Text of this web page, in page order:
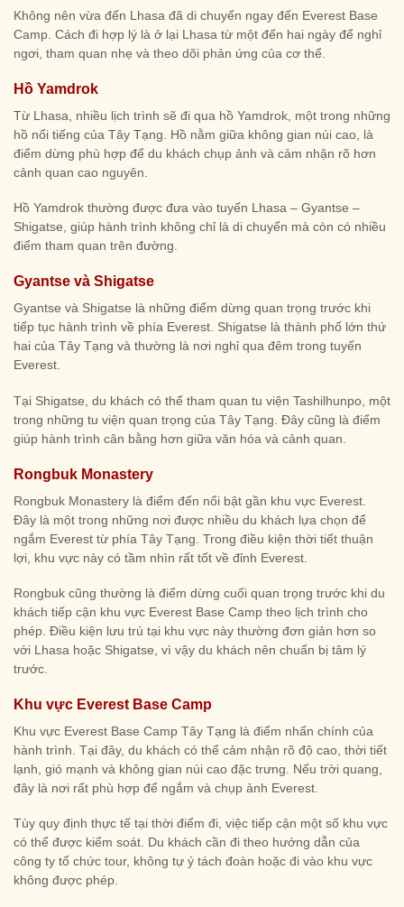
Không nên vừa đến Lhasa đã di chuyển ngay đến Everest Base
Camp. Cách đi hợp lý là ở lại Lhasa từ một đến hai ngày để nghỉ
ngơi, tham quan nhẹ và theo dõi phản ứng của cơ thể.
Hồ Yamdrok
Từ Lhasa, nhiều lịch trình sẽ đi qua hồ Yamdrok, một trong những
hồ nổi tiếng của Tây Tạng. Hồ nằm giữa không gian núi cao, là
điểm dừng phù hợp để du khách chụp ảnh và cảm nhận rõ hơn
cảnh quan cao nguyên.
Hồ Yamdrok thường được đưa vào tuyến Lhasa – Gyantse –
Shigatse, giúp hành trình không chỉ là di chuyển mà còn có nhiều
điểm tham quan trên đường.
Gyantse và Shigatse
Gyantse và Shigatse là những điểm dừng quan trọng trước khi
tiếp tục hành trình về phía Everest. Shigatse là thành phố lớn thứ
hai của Tây Tạng và thường là nơi nghỉ qua đêm trong tuyến
Everest.
Tại Shigatse, du khách có thể tham quan tu viện Tashilhunpo, một
trong những tu viện quan trọng của Tây Tạng. Đây cũng là điểm
giúp hành trình cân bằng hơn giữa văn hóa và cảnh quan.
Rongbuk Monastery
Rongbuk Monastery là điểm đến nổi bật gần khu vực Everest.
Đây là một trong những nơi được nhiều du khách lựa chọn để
ngắm Everest từ phía Tây Tạng. Trong điều kiện thời tiết thuận
lợi, khu vực này có tầm nhìn rất tốt về đỉnh Everest.
Rongbuk cũng thường là điểm dừng cuối quan trọng trước khi du
khách tiếp cận khu vực Everest Base Camp theo lịch trình cho
phép. Điều kiện lưu trú tại khu vực này thường đơn giản hơn so
với Lhasa hoặc Shigatse, vì vậy du khách nên chuẩn bị tâm lý
trước.
Khu vực Everest Base Camp
Khu vực Everest Base Camp Tây Tạng là điểm nhấn chính của
hành trình. Tại đây, du khách có thể cảm nhận rõ độ cao, thời tiết
lạnh, gió mạnh và không gian núi cao đặc trưng. Nếu trời quang,
đây là nơi rất phù hợp để ngắm và chụp ảnh Everest.
Tùy quy định thực tế tại thời điểm đi, việc tiếp cận một số khu vực
có thể được kiểm soát. Du khách cần đi theo hướng dẫn của
công ty tổ chức tour, không tự ý tách đoàn hoặc đi vào khu vực
không được phép.